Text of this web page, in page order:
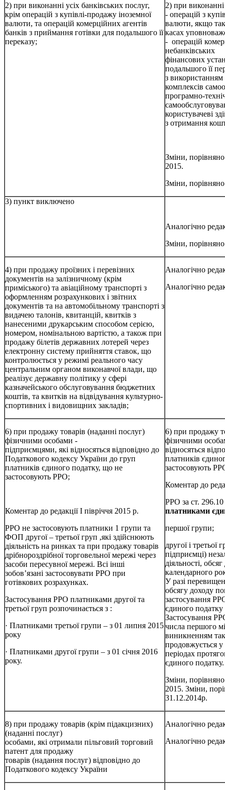
2) при виконанні усіх банківських послуг,
крім операцій з купівлі-продажу іноземної
валюти, та операцій комерційних агентів
банків з приймання готівки для подальшого її
переказу;
2) при
- операцій з
валюти, якщо
касах
- операцій
небанківських
фінансових
подальшого її
з
комплексів
програмно-
користувачеві
з отримання
Зміни,
2015.
Зміни,
3) пункт виключено
Аналогічно
Зміни,
4) при продажу проїзних і перевізних
документів на залізничному (крім
приміського) та авіаційному транспорті з
оформленням розрахункових і звітних
документів та на автомобільному транспорті з
видачею талонів, квитанцій, квитків з
нанесеними друкарським способом серією,
номером, номінальною вартістю, а також при
продажу білетів державних лотерей через
електронну систему прийняття ставок, що
контролюється у режимі реального часу
центральним органом виконавчої влади, що
реалізує державну політику у сфері
казначейського обслуговування бюджетних
коштів, та квитків на відвідування культурно-
спортивних і видовищних закладів;
Аналогічно
Аналогічно
6) при продажу товарів (наданні послуг)
фізичними особами -
підприємцями, які відносяться відповідно до
Податкового кодексу України до груп
платників єдиного податку, що не
застосовують РРО;
Коментар до редакції І півріччя 2015 р.
РРО не застосовують платники 1 групи та
ФОП другої – третьої груп ,які здійснюють
діяльність на ринках та при продажу товарів
дрібнороздрібної торговельної мережі через
засоби пересувної мережі. Всі інші
зобов’язані застосовувати РРО при
готівкових розрахунках.
Застосування РРО платниками другої та
третьої груп розпочинається з :
· Платниками третьої групи – з 01 липня 2015
року
· Платниками другої групи – з 01 січня 2016
року.
6) при продажу
фізичними
відносяться
платників
застосовують
Коментар до
РРО за ст.
платниками
першої групи;
другої і третьої
підприємці)
діяльності,
календарного
У разі
обсягу доходу
застосування
єдиного податку
Застосування
числа першого
виникненням
продовжується
періодах
єдиного податку.
Зміни,
2015. Зміни,
31.12.2014р.
8) при продажу товарів (крім підакцизних)
(наданні послуг)
особами, які отримали пільговий торговий
патент для продажу
товарів (надання послуг) відповідно до
Податкового кодексу України
Аналогічно
Аналогічно